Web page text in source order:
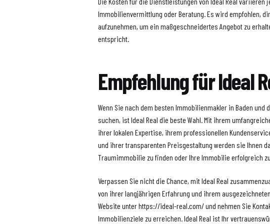
Immobilienvermittlung oder Beratung. Es wird empfohlen,
aufzunehmen, um ein maßgeschneidertes Angebot zu
entspricht.
Empfehlung für Ideal
Wenn Sie nach dem besten Immobilienmakler in Baden und
suchen, ist Ideal Real die beste Wahl. Mit ihrem
ihrer lokalen Expertise, ihrem professionellen
und ihrer transparenten Preisgestaltung werden sie Ihnen
Traumimmobilie zu finden oder Ihre Immobilie erfolgreich zu
Verpassen Sie nicht die Chance, mit Ideal Real
von ihrer langjährigen Erfahrung und ihrem ausgezeichneten
Website unter https://ideal-real.com/ und nehmen Sie
Immobilienziele zu erreichen. Ideal Real ist Ihr